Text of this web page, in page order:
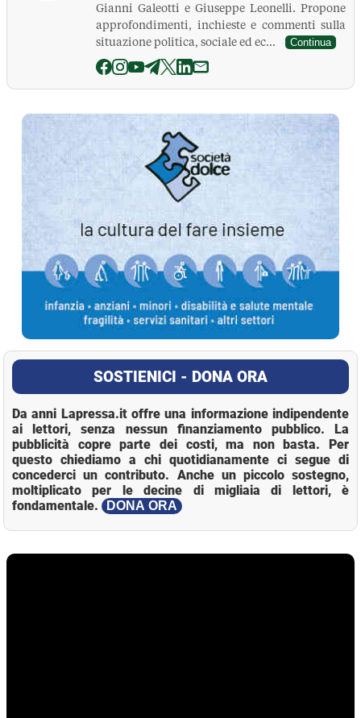
Gianni Galeotti e Giuseppe Leonelli. Propone
approfondimenti, inchieste e commenti sulla
situazione politica, sociale ed ec...
Continua
La Pressa
SOSTIENICI - DONA ORA
Da anni Lapressa.it offre una informazione indipendente
ai lettori, senza nessun finanziamento pubblico. La
pubblicità copre parte dei costi, ma non basta. Per
questo chiediamo a chi quotidianamente ci segue di
concederci un contributo. Anche un piccolo sostegno,
moltiplicato per le decine di migliaia di lettori, è
fondamentale.
DONA ORA